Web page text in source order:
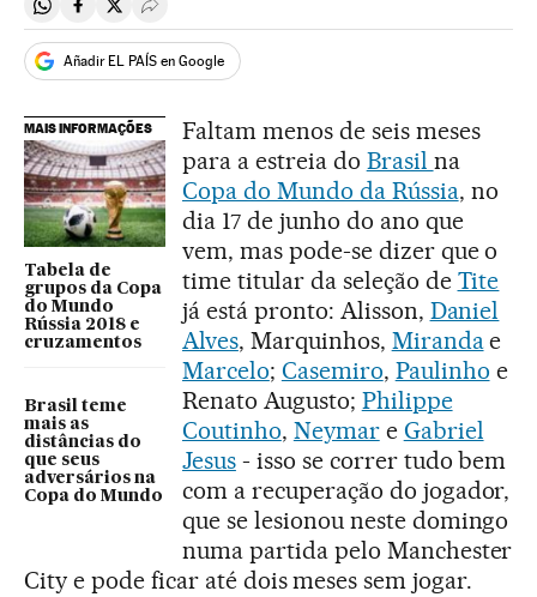
Compartir en Whatsapp
Compartir en Facebook
Compartir en Twitter
Desplegar Redes Sociales
Añadir EL PAÍS en Google
MAIS INFORMAÇÕES
Tabela de
grupos da Copa
do Mundo
Rússia 2018 e
cruzamentos
Brasil teme
mais as
distâncias do
que seus
adversários na
Copa do Mundo
Faltam menos de seis meses
para a estreia do Brasil na
Copa do Mundo da Rússia, no
dia 17 de junho do ano que
vem, mas pode-se dizer que o
time titular da seleção de Tite
já está pronto: Alisson, Daniel
Alves, Marquinhos, Mirandae
Marcelo; Casemiro, Paulinho e
Renato Augusto; Philippe
Coutinho, Neymare Gabriel
Jesus- isso se correr tudo bem
com a recuperação do jogador,
que se lesionou neste domingo
numa partida pelo Manchester
City e pode ficar até dois meses sem jogar.